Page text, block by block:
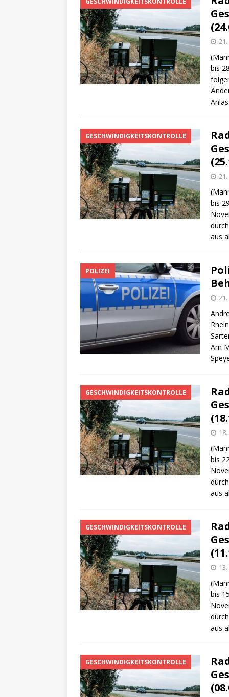
Polizei /
bis
GESCHWINDIGKEITSKONTROLLE
bis
aus
POLIZEI
Am
GESCHWINDIGKEITSKONTROLLE
bis
aus
GESCHWINDIGKEITSKONTROLLE
bis
aus
GESCHWINDIGKEITSKONTROLLE